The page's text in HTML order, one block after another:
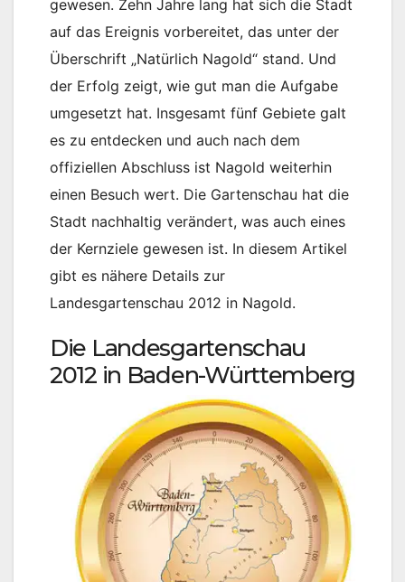
gewesen. Zehn Jahre lang hat sich die Stadt
auf das Ereignis vorbereitet, das unter der
Überschrift „Natürlich Nagold“ stand. Und
der Erfolg zeigt, wie gut man die Aufgabe
umgesetzt hat. Insgesamt fünf Gebiete galt
es zu entdecken und auch nach dem
offiziellen Abschluss ist Nagold weiterhin
einen Besuch wert. Die Gartenschau hat die
Stadt nachhaltig verändert, was auch eines
der Kernziele gewesen ist. In diesem Artikel
gibt es nähere Details zur
Landesgartenschau 2012 in Nagold.
Die Landesgartenschau
2012 in Baden-Württemberg